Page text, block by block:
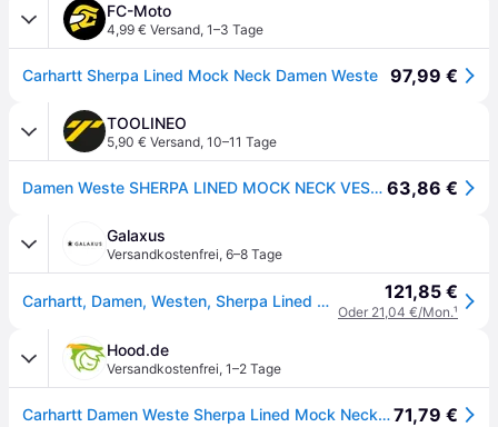
FC-Moto
4,99 € Versand, 1–3 Tage
Carhartt Sherpa Lined Mock Neck Damen Weste 97,99 €
TOOLINEO
5,90 € Versand, 10–11 Tage
Damen Weste SHERPA LINED MOCK NECK VEST, taupe grey, Größe XL 63,86 €
Galaxus
Versandkostenfrei, 6–8 Tage
Carhartt, Damen, Westen, Sherpa Lined Mock Neck Vest Taupe Grey Gr.Xl, Grau, (XL) 121,85 €
Oder 21,04 €/Mon.¹
Hood.de
Versandkostenfrei, 1–2 Tage
Carhartt Damen Weste Sherpa Lined Mock Neck Vest Taupe Grey71,79 €